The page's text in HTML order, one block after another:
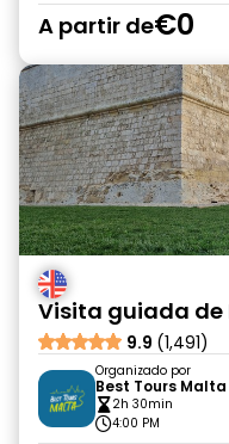
A partir de€0
Visita guiada de
9.9 (1,491)
Organizado por
Best Tours Malta
2h 30min
4:00 PM